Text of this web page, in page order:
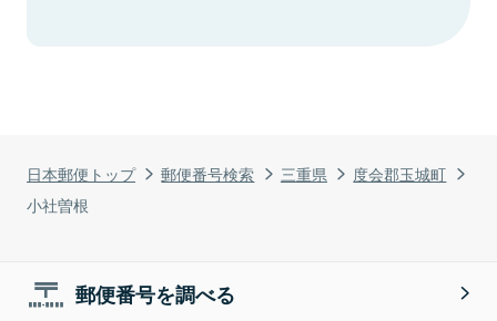
日本郵便トップ 郵便番号検索 三重県
度会郡玉城町
小社曽根
郵便番号を調べる